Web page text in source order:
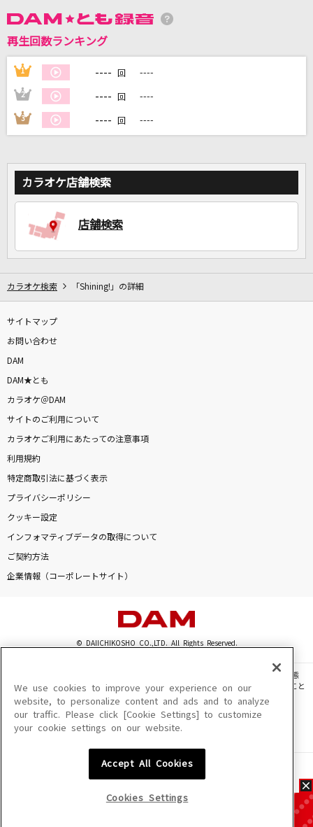
菅田将暉
INNOCENCE
藍井エイル
カラオケをもっと楽しもう！
再生回数ランキング
1 ---- 回 ----
2 ---- 回 ----
3 ---- 回 ----
カラオケ店舗検索
店舗検索
カラオケ検索 「Shining!」の詳細
サイトマップ
お問い合わせ
DAM
DAM★とも
カラオケ＠DAM
サイトのご利用について
カラオケご利用にあたっての注意事項
利用規約
特定商取引法に基づく表示
プライバシーポリシー
クッキー設定
インフォマティブデータの取得について
ご契約方法
企業情報（コーポレートサイト）
© DAIICHIKOSHO CO.,LTD. All Rights Reserved.
このサイトに掲載されている一切の文章・画像・写真・動画・音声等を、手段や形態
を問わず、著作権法の定める範囲を超えて無断で複製、転載、ファイル化などすること
を禁じます。
楽曲及びコンテンツは、機種によりご利用いただけない場合があります。
楽曲及びコンテンツの配信日、配信内容が変更になる場合があります。
We use cookies to improve your experience on our
website, to personalize content and ads and to analyze
our traffic. Please click [Cookie Settings] to customize
your cookie settings on our website.
Accept All Cookies
Cookies Settings